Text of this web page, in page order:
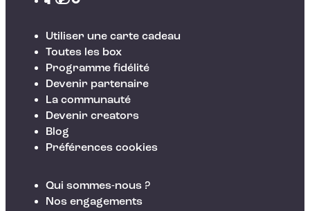
Utiliser une carte cadeau
Toutes les box
Programme fidélité
Devenir partenaire
La communauté
Devenir creators
Blog
Préférences cookies
Qui sommes-nous ?
Nos engagements